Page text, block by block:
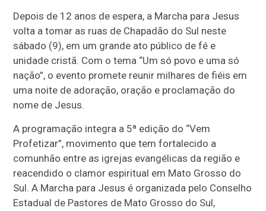
Depois de 12 anos de espera, a Marcha para Jesus
volta a tomar as ruas de Chapadão do Sul neste
sábado (9), em um grande ato público de fé e
unidade cristã. Com o tema “Um só povo e uma só
nação”, o evento promete reunir milhares de fiéis em
uma noite de adoração, oração e proclamação do
nome de Jesus.
A programação integra a 5ª edição do “Vem
Profetizar”, movimento que tem fortalecido a
comunhão entre as igrejas evangélicas da região e
reacendido o clamor espiritual em Mato Grosso do
Sul. A Marcha para Jesus é organizada pelo Conselho
Estadual de Pastores de Mato Grosso do Sul,